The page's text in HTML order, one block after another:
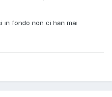
in fondo non ci han mai